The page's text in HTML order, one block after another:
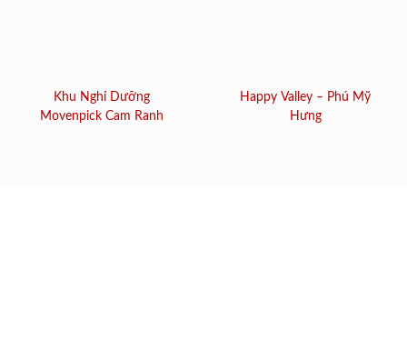
Khu Nghỉ Dưỡng
Movenpick Cam Ranh
Happy Valley – Phú Mỹ
Hưng